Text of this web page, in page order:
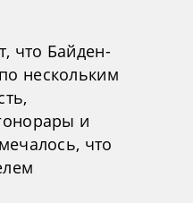
что Байден-
нескольким
и
что